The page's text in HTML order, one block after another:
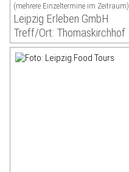
(mehrere Einzeltermine im Zeitraum)
Leipzig Erleben GmbH
Treff/Ort: Thomaskirchhof